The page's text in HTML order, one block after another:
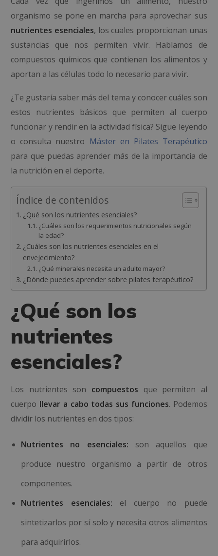
organismo se pone en marcha para aprovechar sus
nutrientes esenciales, los cuales proporcionan unas
sustancias que nos permiten vivir. Hablamos de
compuestos químicos que contienen los alimentos y
aportan a las células todo lo necesario para vivir.
¿Te gustaría saber más del tema y conocer cuáles son
estos nutrientes básicos que permiten al cuerpo
funcionar y rendir en la actividad física? Sigue leyendo
o consulta nuestro Máster en Pilates Terapéutico
para que puedas aprender más de la importancia de
la nutrición en el deporte.
Índice de contenidos
¿Qué son los nutrientes esenciales?
¿Cuáles son los requerimientos nutricionales según
la edad?
¿Cuáles son los nutrientes esenciales en el
envejecimiento?
¿Qué minerales necesita un adulto mayor?
¿Dónde puedes aprender sobre pilates terapéutico?
¿Qué son los
nutrientes
esenciales?
Los nutrientes son compuestos que permiten al
cuerpo llevar a cabo todas sus funciones. Podemos
dividir los nutrientes en dos tipos:
Nutrientes no esenciales: son aquellos que
produce nuestro organismo a partir de otros
componentes.
Nutrientes esenciales: el cuerpo no puede
sintetizarlos por sí solo y necesita otros alimentos
para adquirirlos.